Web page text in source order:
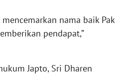
nama baik Pak
pendapat,”
Japto, Sri Dharen